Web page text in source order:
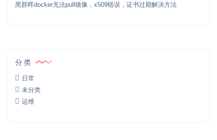
黑群晖docker无法pull镜像，x509错误，证书过期解决方法
分类
日常
未分类
运维